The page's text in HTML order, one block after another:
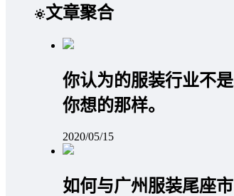
文章聚合
你认为的服装行业不是
你想的那样。
2020/05/15
如何与广州服装尾座市